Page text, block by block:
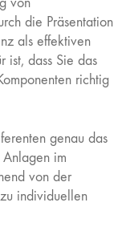
die Präsentation
als effektiven
ist, dass Sie das
richtig
genau das
im
von der
individuellen